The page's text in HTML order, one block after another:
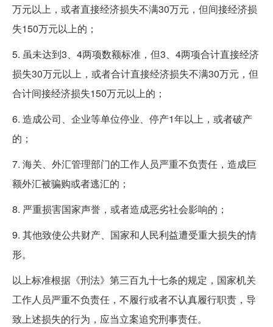
万元以上，或者直接经济损失不满30万元，但间接经济损
失150万元以上的；
5. 虽未达到3、4两项数额标准，但3、4两项合计直接经济
损失30万元以上，或者合计直接经济损失不满30万元，但
合计间接经济损失150万元以上的；
6. 造成公司、企业等单位停业、停产1年以上，或者破产
的；
7. 海关、外汇管理部门的工作人员严重不负责任，造成巨
额外汇被骗购或者逃汇的；
8. 严重损害国家声誉，或者造成恶劣社会影响的；
9. 其他致使公共财产、国家和人民利益遭受重大损失的情
形。
以上标准根据《刑法》第三百九十七条的规定，国家机关
工作人员严重不负责任，不履行或者不认真履行职责，导
致上述损失的行为，应当立案追究刑事责任。